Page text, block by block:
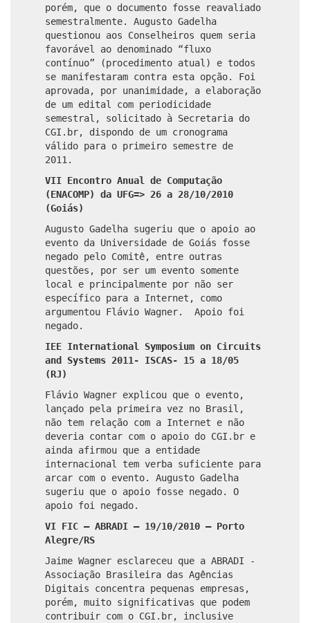
porém, que o documento fosse reavaliado
semestralmente. Augusto Gadelha
questionou aos Conselheiros quem seria
favorável ao denominado “fluxo
contínuo” (procedimento atual) e todos
se manifestaram contra esta opção. Foi
aprovada, por unanimidade, a elaboração
de um edital com periodicidade
semestral, solicitado à Secretaria do
CGI.br, dispondo de um cronograma
válido para o primeiro semestre de
2011.
VII Encontro Anual de Computação
(ENACOMP) da UFG=> 26 a 28/10/2010
(Goiás)
Augusto Gadelha sugeriu que o apoio ao
evento da Universidade de Goiás fosse
negado pelo Comitê, entre outras
questões, por ser um evento somente
local e principalmente por não ser
específico para a Internet, como
argumentou Flávio Wagner. Apoio foi
negado.
IEE International Symposium on Circuits
and Systems 2011- ISCAS- 15 a 18/05
(RJ)
Flávio Wagner explicou que o evento,
lançado pela primeira vez no Brasil,
não tem relação com a Internet e não
deveria contar com o apoio do CGI.br e
ainda afirmou que a entidade
internacional tem verba suficiente para
arcar com o evento. Augusto Gadelha
sugeriu que o apoio fosse negado. O
apoio foi negado.
VI FIC – ABRADI – 19/10/2010 – Porto
Alegre/RS
Jaime Wagner esclareceu que a ABRADI -
Associação Brasileira das Agências
Digitais concentra pequenas empresas,
porém, muito significativas que podem
contribuir com o CGI.br, inclusive